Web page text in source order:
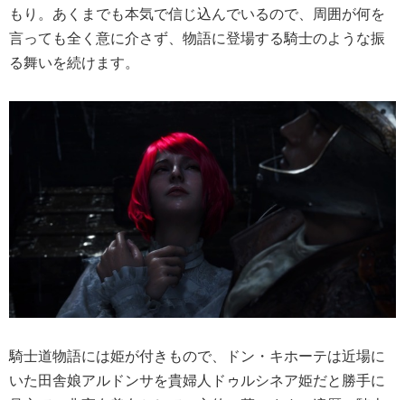
もり。あくまでも本気で信じ込んでいるので、周囲が何を
言っても全く意に介さず、物語に登場する騎士のような振
る舞いを続けます。
騎士道物語には姫が付きもので、ドン・キホーテは近場に
いた田舎娘アルドンサを貴婦人ドゥルシネア姫だと勝手に